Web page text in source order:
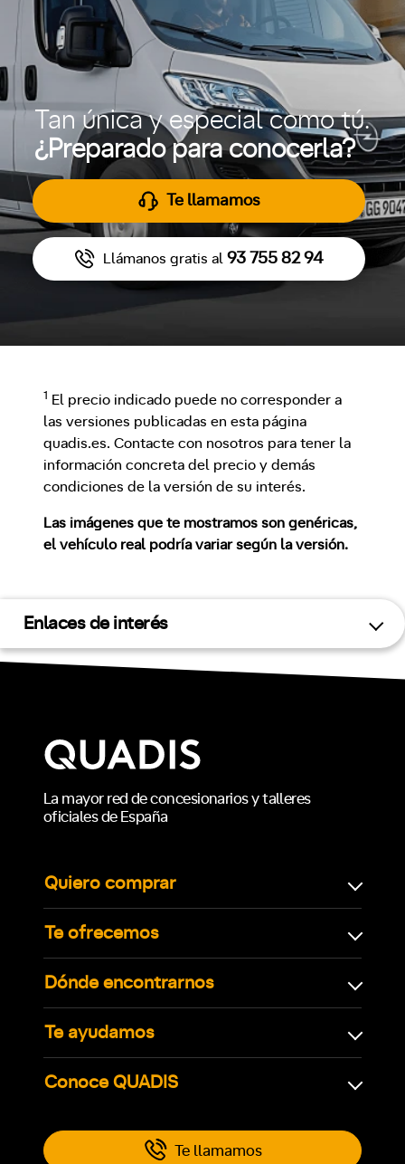
Tan única y especial como tú.
¿Preparado para conocerla?
Te llamamos
Llámanos gratis al 93 755 82 94
1
El precio indicado puede no corresponder a
las versiones publicadas en esta página
quadis.es. Contacte con nosotros para tener la
información concreta del precio y demás
condiciones de la versión de su interés.
Las imágenes que te mostramos son genéricas,
el vehículo real podría variar según la versión.
Enlaces de interés
La mayor red de concesionarios y talleres
oficiales de España
Quiero comprar
Te ofrecemos
Dónde encontrarnos
Te ayudamos
Conoce QUADIS
Te llamamos